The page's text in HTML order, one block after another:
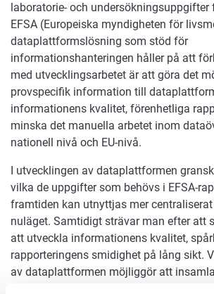
laboratorie- och undersökningsuppgifter
EFSA (Europeiska myndigheten för
dataplattformslösning som stöd för
informationshanteringen håller på att
med utvecklingsarbetet är att göra det
provspecifik information till
informationens kvalitet, förenhetliga
minska det manuella arbetet inom
nationell nivå och EU-nivå.
I utvecklingen av dataplattformen
vilka de uppgifter som behövs i EFSA-
framtiden kan utnyttjas mer
nuläget. Samtidigt strävar man efter att
att utveckla informationens kvalitet,
rapporteringens smidighet på lång sikt.
av dataplattformen möjliggör att